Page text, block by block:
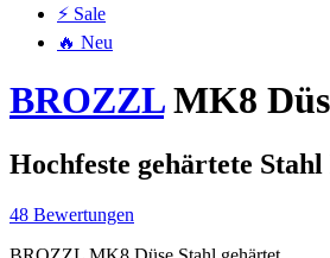
⚡ Sale
🔥 Neu
BROZZLMK8
Hochfeste gehärtete
48 Bewertungen